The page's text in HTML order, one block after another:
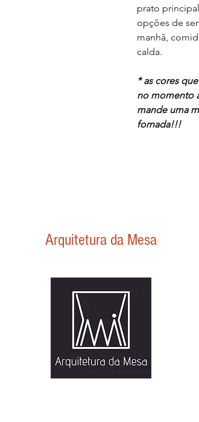
prato
opções de
manhã,
calda.
* as cores
no momento
mande uma
fornada!!!
Arquitetura da Mesa